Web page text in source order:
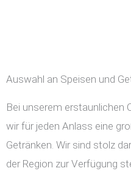
Auswahl an Speisen und
Bei unserem erstaunlichen
wir für jeden Anlass eine
Getränken. Wir sind stolz
der Region zur Verfügung